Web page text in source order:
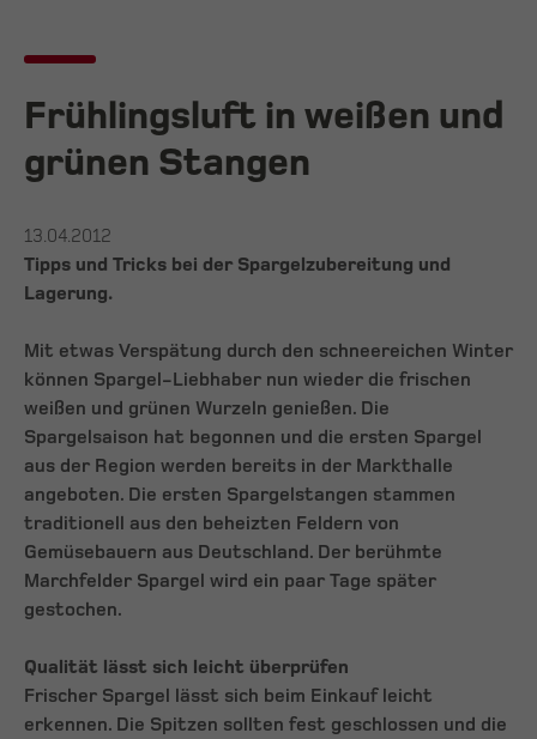
Frühlingsluft in weißen und
grünen Stangen
13.04.2012
Tipps und Tricks bei der Spargelzubereitung und
Lagerung.
Mit etwas Verspätung durch den schneereichen Winter
können Spargel-Liebhaber nun wieder die frischen
weißen und grünen Wurzeln genießen. Die
Spargelsaison hat begonnen und die ersten Spargel
aus der Region werden bereits in der Markthalle
angeboten. Die ersten Spargelstangen stammen
traditionell aus den beheizten Feldern von
Gemüsebauern aus Deutschland. Der berühmte
Marchfelder Spargel wird ein paar Tage später
gestochen.
Qualität lässt sich leicht überprüfen
Frischer Spargel lässt sich beim Einkauf leicht
erkennen. Die Spitzen sollten fest geschlossen und die